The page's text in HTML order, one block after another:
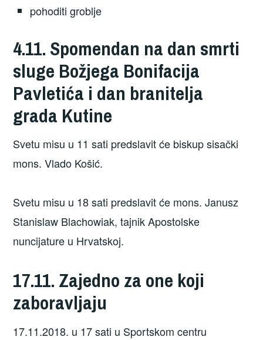
pohoditi groblje
4.11. Spomendan na dan smrti
sluge Božjega Bonifacija
Pavletića i dan branitelja
grada Kutine
Svetu misu u 11 sati predslavit će biskup sisački
mons. Vlado Košić.
Svetu misu u 18 sati predslavit će mons. Janusz
Stanislaw Blachowiak, tajnik Apostolske
nuncijature u Hrvatskoj.
17.11. Zajedno za one koji
zaboravljaju
17.11.2018. u 17 sati u Sportskom centru